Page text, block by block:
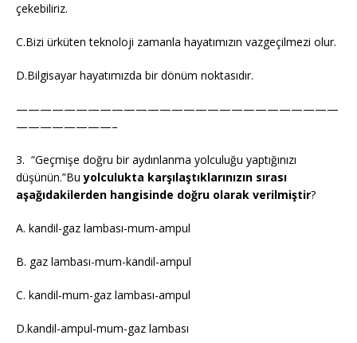
çekebiliriz.
C.Bizi ürküten teknoloji zamanla hayatımızın vazgeçilmezi olur.
D.Bilgisayar hayatımızda bir dönüm noktasıdır.
———————————————————————————
————————–
3. “Geçmişe doğru bir aydınlanma yolculuğu yaptığınızı
düşünün.”Buyolculukta karşılaştıklarınızın sırası
aşağıdakilerden hangisinde doğru olarak verilmiştir?
A. kandil-gaz lambası-mum-ampul
B. gaz lambası-mum-kandil-ampul
C. kandil-mum-gaz lambası-ampul
D.kandil-ampul-mum-gaz lambası